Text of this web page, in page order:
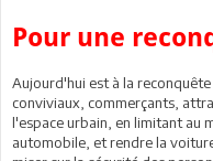
Pour une
Aujourd'hui est à la reconquête
conviviaux, commerçants,
l'espace urbain, en limitant au
automobile, et rendre la